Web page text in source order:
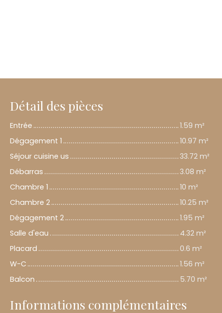
Détail des pièces
Entrée
1.59 m²
Dégagement 1
10.97 m²
Séjour cuisine us
33.72 m²
Débarras
3.08 m²
Chambre 1
10 m²
Chambre 2
10.25 m²
Dégagement 2
1.95 m²
Salle d'eau
4.32 m²
Placard
0.6 m²
W-C
1.56 m²
Balcon
5.70 m²
Informations complémentaires